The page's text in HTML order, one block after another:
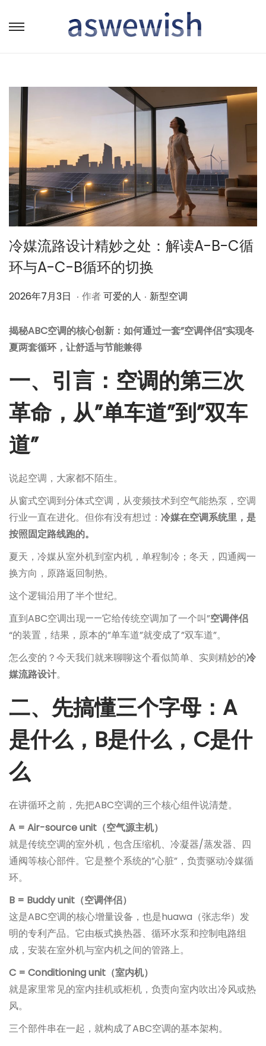
转
航
跳
容
冷媒流路设计精妙之处：解读A-B-C循
环与A-C-B循环的切换
作
2026年7月3日 2
2
6
7
月
4
. 作者可爱的人 . 作
新型空调
揭秘ABC空调的核心创新：如何通过一套”空调伴侣”实现冬
夏两套循环，让舒适与节能兼得
一、引言：空调的第三次
革命，从”单车道”到”双车
道”
说起空调，大家都不陌生。
从窗式空调到分体式空调，从变频技术到空气能热泵，空调
行业一直在进化。但你有没有想过： 冷媒在空调系统里，是
按照固定路线跑的。
夏天，冷媒从室外机到室内机，单程制冷；冬天，四通阀一
换方向，原路返回制热。
这个逻辑沿用了半个世纪。
直到ABC空调出现——它给传统空调加了一个叫”空调伴侣
“的装置，结果，原本的”单车道”就变成了”双车道”。
怎么变的？今天我们就来聊聊这个看似简单、实则精妙的冷
媒流路设计。
二、先搞懂三个字母：A
是什么，B是什么，C是什
么
在讲循环之前，先把ABC空调的三个核心组件说清楚。
A = Air-source unit（空气源主机）
就是传统空调的室外机，包含压缩机、冷凝器/蒸发器、四
通阀等核心部件。它是整个系统的”心脏”，负责驱动冷媒循
环。
B = Buddy unit（空调伴侣）
这是ABC空调的核心增量设备，也是huawa（张志华）发
明的专利产品。它由板式换热器、循环水泵和控制电路组
成，安装在室外机与室内机之间的管路上。
C = Conditioning unit（室内机）
就是家里常见的室内挂机或柜机，负责向室内吹出冷风或热
风。
三个部件串在一起，就构成了ABC空调的基本架构。